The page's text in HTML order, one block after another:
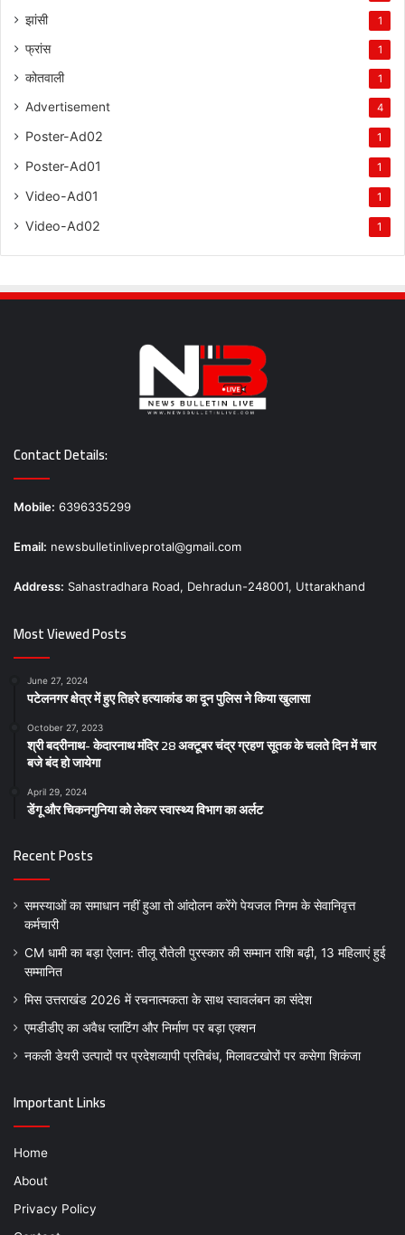
झांसी 1
फ्रांस 1
कोतवाली 1
Advertisement 4
Poster-Ad02 1
Poster-Ad01 1
Video-Ad01 1
Video-Ad02 1
Contact Details:
Mobile: 6396335299
Email: newsbulletinliveprotal@gmail.com
Address: Sahastradhara Road, Dehradun-248001, Uttarakhand
Most Viewed Posts
June 27, 2024
पटेलनगर क्षेत्र में हुए तिहरे हत्याकांड का दून पुलिस ने किया खुलासा
October 27, 2023
श्री बदरीनाथ- केदारनाथ मंदिर 28 अक्टूबर चंद्र ग्रहण सूतक के चलते दिन में चार
बजे बंद हो जायेगा
April 29, 2024
डेंगू और चिकनगुनिया को लेकर स्वास्थ्य विभाग का अर्लट
Recent Posts
समस्याओं का समाधान नहीं हुआ तो आंदोलन करेंगे पेयजल निगम के सेवानिवृत्त
कर्मचारी
CM धामी का बड़ा ऐलान: तीलू रौतेली पुरस्कार की सम्मान राशि बढ़ी, 13 महिलाएं हुई
सम्मानित
मिस उत्तराखंड 2026 में रचनात्मकता के साथ स्वावलंबन का संदेश
एमडीडीए का अवैध प्लाटिंग और निर्माण पर बड़ा एक्शन
नकली डेयरी उत्पादों पर प्रदेशव्यापी प्रतिबंध, मिलावटखोरों पर कसेगा शिकंजा
Important Links
Home
About
Privacy Policy